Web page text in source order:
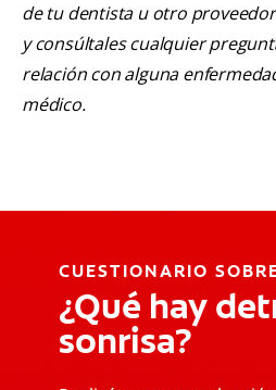
de tu dentista u otro
y consúltales cualquier
relación con alguna
médico.
CUESTIONARIO
¿Qué hay
sonrisa?